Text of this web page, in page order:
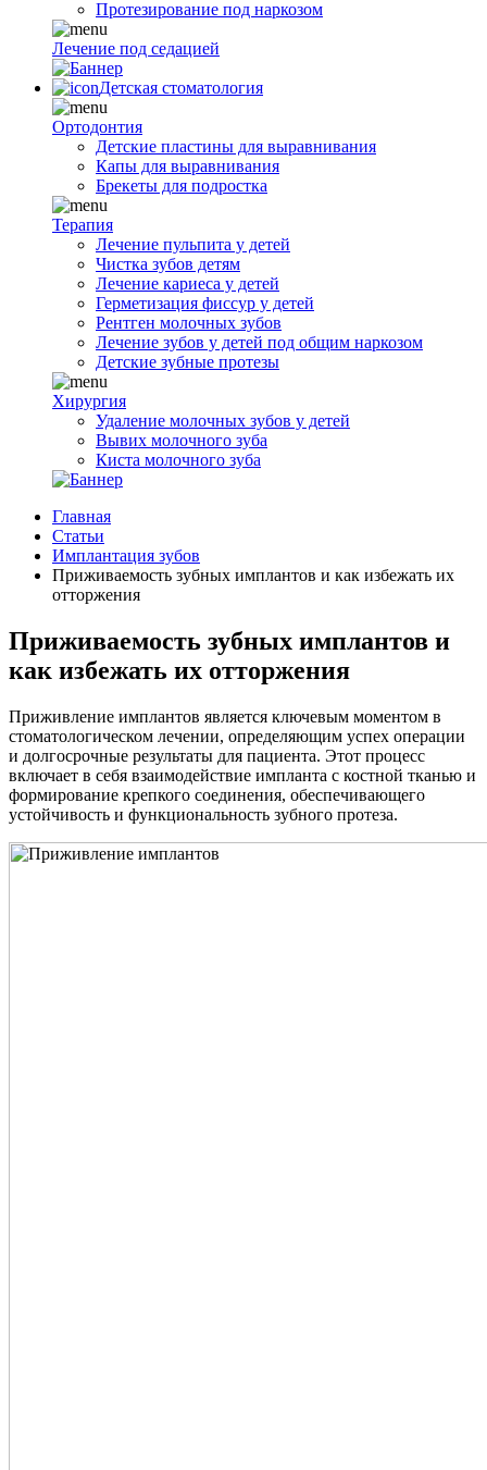
Протезирование под наркозом
Лечение под седацией
Детская стоматология
Ортодонтия
Детские пластины для выравнивания
Капы для выравнивания
Брекеты для подростка
Терапия
Лечение пульпита у детей
Чистка зубов детям
Лечение кариеса у детей
Герметизация фиссур у детей
Рентген молочных зубов
Лечение зубов у детей под общим наркозом
Детские зубные протезы
Хирургия
Удаление молочных зубов у детей
Вывих молочного зуба
Киста молочного зуба
Главная
Статьи
Имплантация зубов
Приживаемость зубных имплантов и как избежать их
отторжения
Приживаемость зубных имплантов и
как избежать их отторжения
Приживление имплантов является ключевым моментом в
стоматологическом лечении, определяющим успех операции
и долгосрочные результаты для пациента. Этот процесс
включает в себя взаимодействие импланта с костной тканью и
формирование крепкого соединения, обеспечивающего
устойчивость и функциональность зубного протеза.